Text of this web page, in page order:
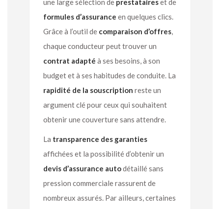
une large sélection de prestataireset de
formules d’assurance en quelques clics.
Grâce à l’outil de comparaison d’offres,
chaque conducteur peut trouver un
contrat adapté à ses besoins, à son
budget et à ses habitudes de conduite. La
rapidité de la souscription reste un
argument clé pour ceux qui souhaitent
obtenir une couverture sans attendre.
La transparence des garanties
affichées et la possibilité d’obtenir un
devis d’assurance autodétaillé sans
pression commerciale rassurent de
nombreux assurés. Par ailleurs, certaines